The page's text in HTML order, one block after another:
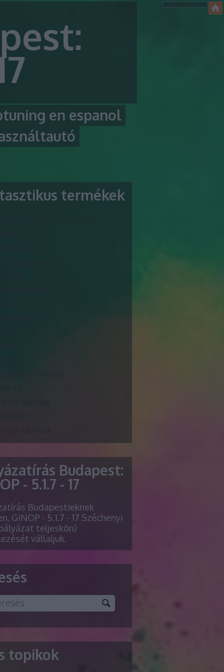
en espanol
termékek
Budapest:
- 5.1.7 - 17
Budapestieknek
GINOP - 5.1.7 - 17 Széchenyi
teljeskörű
vállaljuk.
topikok